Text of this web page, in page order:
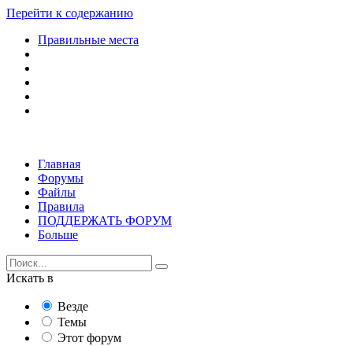
Перейти к содержанию
Правильные места
Главная
Форумы
Файлы
Правила
ПОДДЕРЖАТЬ ФОРУМ
Больше
Искать в
Везде
Темы
Этот форум